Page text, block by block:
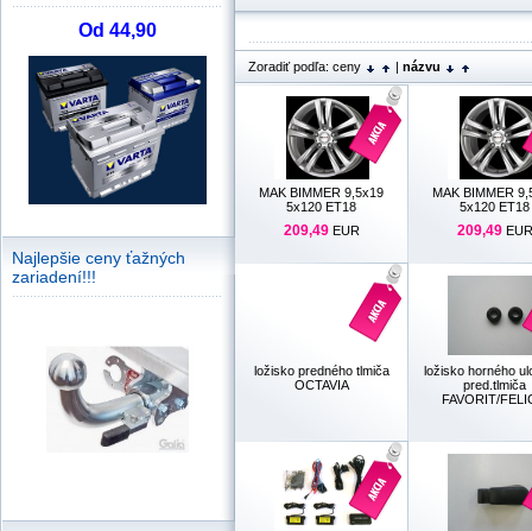
Od 44,90
Najlepšie ceny ťažných
zariadení!!!
Zoradiť podľa: ceny | názvu
MAK BIMMER 9,5x19
5x120 ET18
209,49 EUR
MAK BIMMER
5x120 ET18
209,49 EUR
ložisko predného tlmiča
OCTAVIA
ložisko horného
pred.tlmiča
FAVORIT/